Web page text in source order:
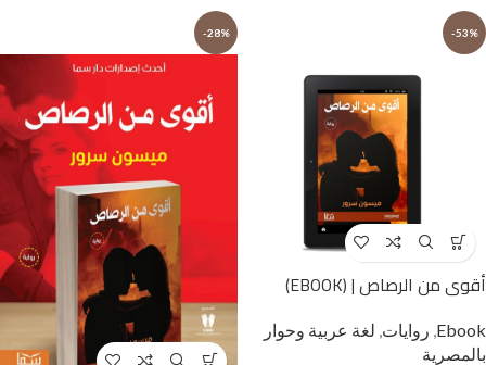
-53%
أقوى من الرصاص | (EBOOK)
Ebook روايات لغة عربية وحوار
بالمصرية
-28%